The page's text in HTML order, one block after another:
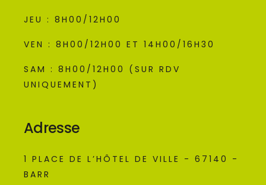
JEU : 8H00/12H00
VEN : 8H00/12H00 ET 14H00/16H30
SAM : 8H00/12H00 (SUR RDV
UNIQUEMENT)
Adresse
1 PLACE DE L’HÔTEL DE VILLE - 67140 -
BARR